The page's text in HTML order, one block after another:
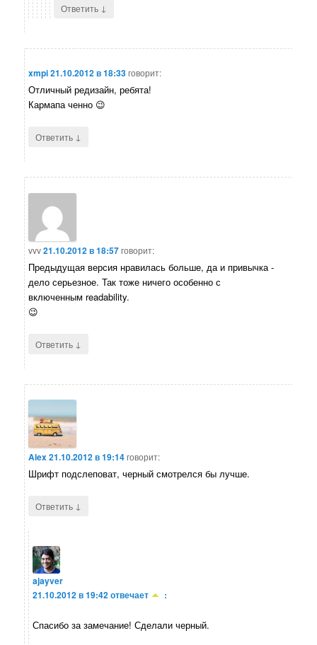
Ответить ↓
xmpi21.10.2012 в 18:33говорит:
Отличный редизайн, ребята!
Кармапа ченно 😉
Ответить ↓
vvv21.10.2012 в 18:57говорит:
Предыдущая версия нравилась больше, да и привычка -
дело серьезное. Так тоже ничего особенно с
включенным readability.
😉
Ответить ↓
Alex21.10.2012 в 19:14говорит:
Шрифт подслеповат, черный смотрелся бы лучше.
Ответить ↓
ajayver
21.10.2012 в 19:42отвечает :
Спасибо за замечание! Сделали черный.